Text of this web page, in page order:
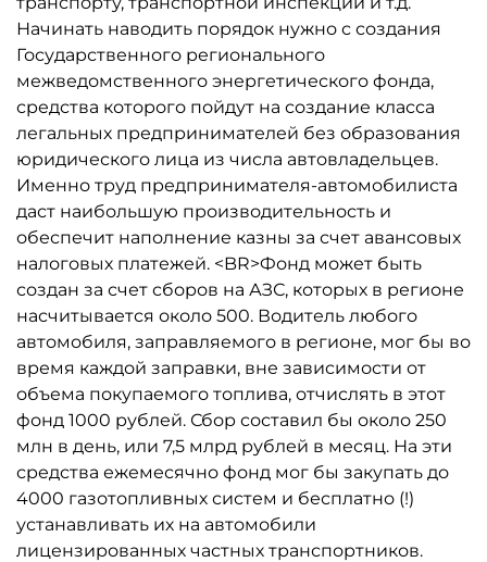
Начинать наводить порядок нужно с создания
Государственного регионального
межведомственного энергетического фонда,
средства которого пойдут на создание класса
легальных предпринимателей без образования
юридического лица из числа автовладельцев.
Именно труд предпринимателя-автомобилиста
даст наибольшую производительность и
обеспечит наполнение казны за счет авансовых
налоговых платежей. <BR>Фонд может быть
создан за счет сборов на АЗС, которых в регионе
насчитывается около 500. Водитель любого
автомобиля, заправляемого в регионе, мог бы во
время каждой заправки, вне зависимости от
объема покупаемого топлива, отчислять в этот
фонд 1000 рублей. Сбор составил бы около 250
млн в день, или 7,5 млрд рублей в месяц. На эти
средства ежемесячно фонд мог бы закупать до
4000 газотопливных систем и бесплатно (!)
устанавливать их на автомобили
лицензированных частных транспортников.